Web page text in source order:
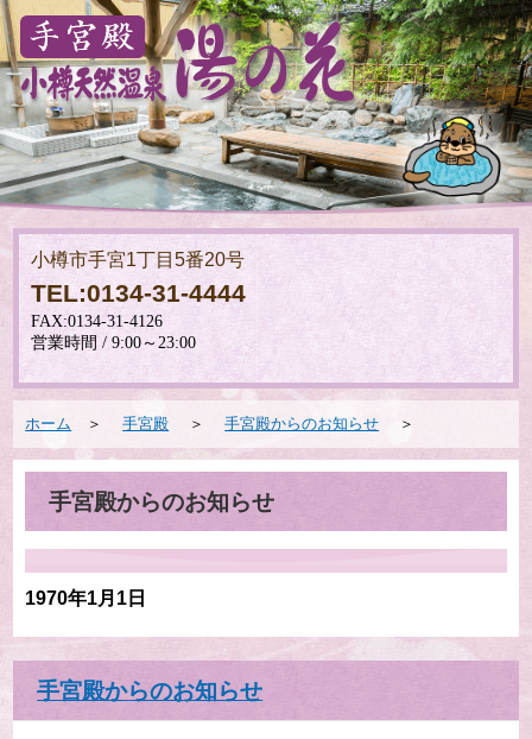
小樽市手宮1丁目5番20号
TEL:0134-31-4444
ホーム ＞手宮殿 ＞手宮殿からのお知らせ ＞
手宮殿からのお知らせ
1970年1月1日
手宮殿からのお知らせ